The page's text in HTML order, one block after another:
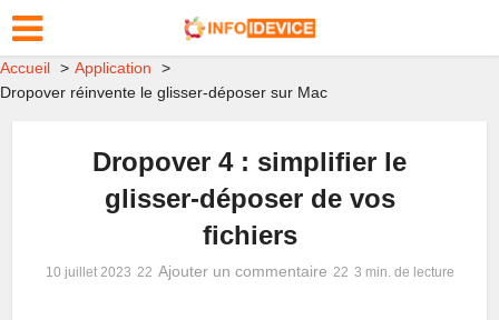
Accueil
Application
Dropover réinvente le glisser-déposer sur Mac
Dropover 4 : simplifier le
glisser-déposer de vos
fichiers
10 juillet 2023 Ajouter un commentaire 3 min. de lecture